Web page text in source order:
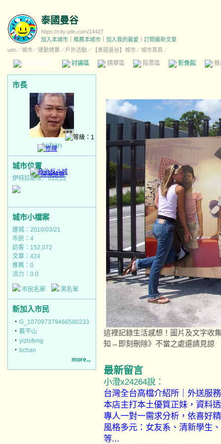
泰國曼谷
https://city.udn.com/14427
加入本城市
推薦本城市 加入我的最愛
訂閱最新文章
udn／城市／運動競賽／戶外活動／ 【泰國曼谷】城市／城市首頁／
討論區 精華區 投票區 影像館
市長
bchan
城市位置
伊特拉斯坎／515,22
城市小檔案
建城：2010/03/21
市民：4
訪客：152,072
文章：424
推薦： 0
活力：0.0
市民名單 黑名單
新加入市民
‧ G_107097379466580233
‧ 戴平山
‧ yizhifeng
‧ bchan
more...
這裡記錄生活感想！圖片及文字收
知→即刻刪除》不當之處還請見諒
最新留言
小澄x24264說：
台灣全台高檔介紹所｜外送服
本店主打本土優質正妹，資料
專人一對一需求分析，依喜好
風格多元：女友系、清新學生
等...